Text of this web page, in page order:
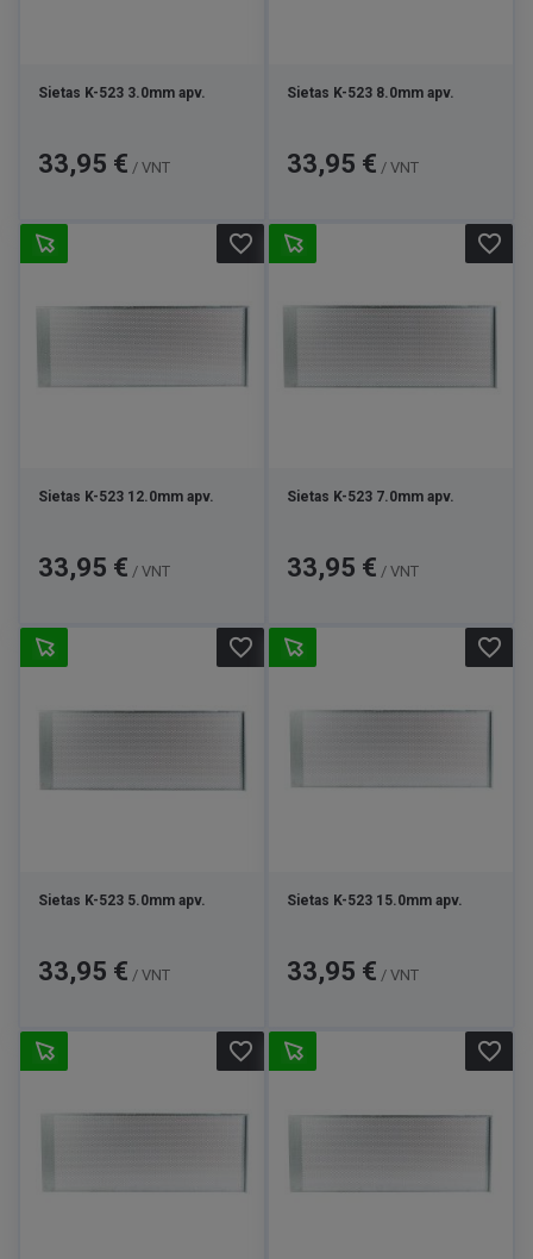
Sietas K-523 3.0mm apv.
Kaina
33,95 € / VNT
Sietas K-523 8.0mm apv.
Kaina
33,95 € / VNT
Sietas K-523 12.0mm apv.
Kaina
33,95 € / VNT
favorite_border
Sietas K-523 7.0mm apv.
Kaina
33,95 € / VNT
favorite_border
Sietas K-523 5.0mm apv.
Kaina
33,95 € / VNT
favorite_border
Sietas K-523 15.0mm apv.
Kaina
33,95 € / VNT
favorite_border
favorite_border favorite_border